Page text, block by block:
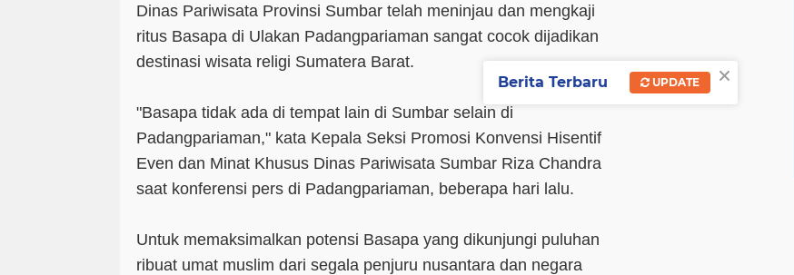
Dinas Pariwisata Provinsi Sumbar telah meninjau dan mengkaji
ritus Basapa di Ulakan Padangpariaman sangat cocok dijadikan
destinasi wisata religi Sumatera Barat.
"Basapa tidak ada di tempat lain di Sumbar selain di
Padangpariaman," kata Kepala Seksi Promosi Konvensi Hisentif
Even dan Minat Khusus Dinas Pariwisata Sumbar Riza Chandra
saat konferensi pers di Padangpariaman, beberapa hari lalu.
Untuk memaksimalkan potensi Basapa yang dikunjungi puluhan
ribuat umat muslim dari segala penjuru nusantara dan negara
×
Berita Terbaru UPDATE